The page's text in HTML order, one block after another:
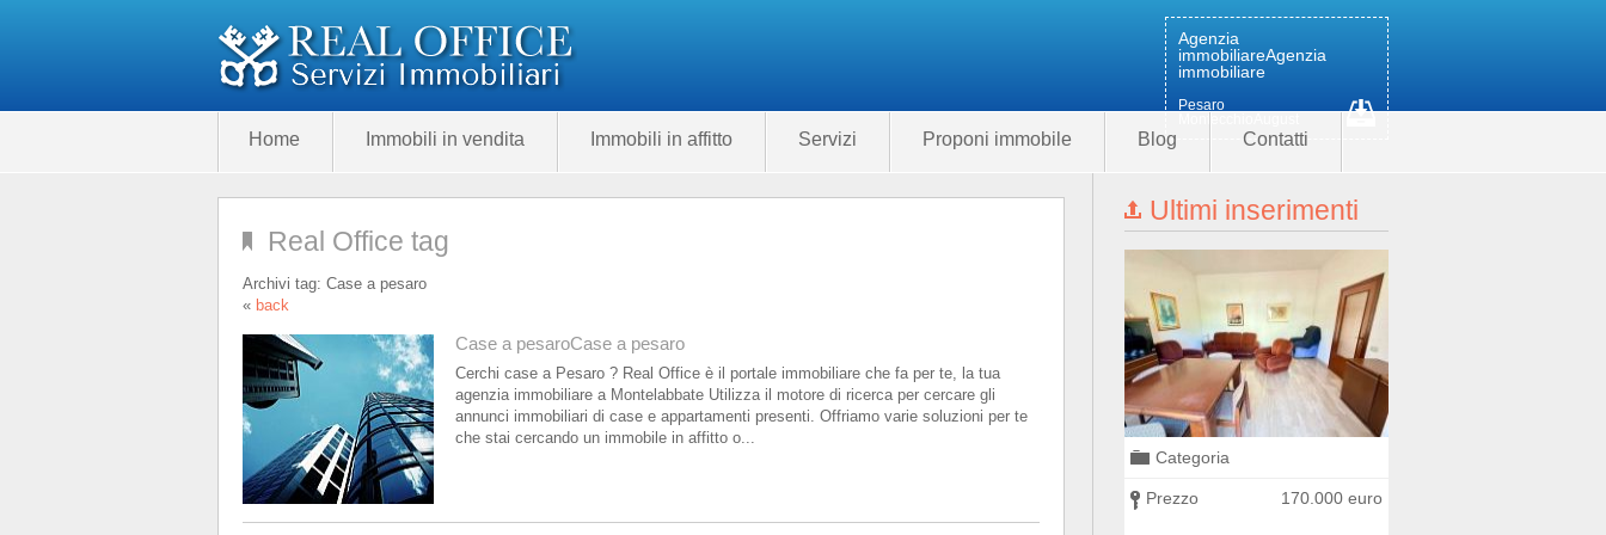
Agenzia
immobiliareAgenzia
immobiliare
Pesaro
Home Immobili in vendita Immobili in affitto Servizi Proponi immobile Blog Contatti
Real Office tag
Archivi tag: Case a pesaro
« back
Case a pesaroCase a pesaro
Cerchi case a Pesaro ? Real Office è il portale immobiliare che fa per te, la tua
agenzia immobiliare a Montelabbate Utilizza il motore di ricerca per cercare gli
annunci immobiliari di case e appartamenti presenti. Offriamo varie soluzioni per te
che stai cercando un immobile in affitto o...
Ultimi inserimenti
Categoria
Prezzo 170.000 euro